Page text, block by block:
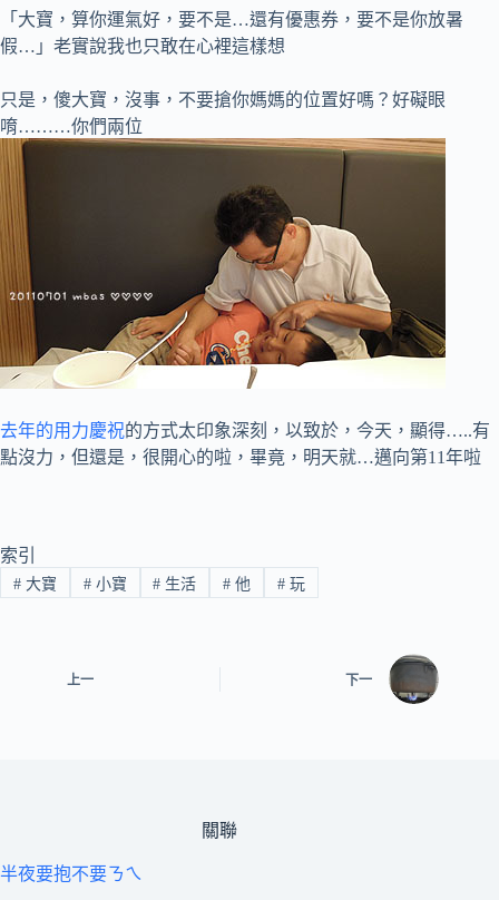
「大寶，算你運氣好，要不是…還有優惠券，要不是你放暑
假…」老實說我也只敢在心裡這樣想
只是，傻大寶，沒事，不要搶你媽媽的位置好嗎？好礙眼
唷………你們兩位
去年的用力慶祝的方式太印象深刻，以致於，今天，顯得…..有
點沒力，但還是，很開心的啦，畢竟，明天就…邁向第11年啦
索引
#大寶 #小寶 # 生活 # 他 # 玩
上一 下一
關聯
半夜要抱不要ㄋㄟ